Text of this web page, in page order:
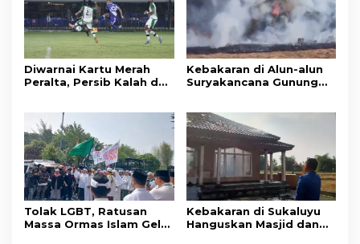
Diwarnai Kartu Merah
Peralta, Persib Kalah dari
Kebakaran di Alun-alun
Suryakancana Gunung
Masih Bersiaga
Tolak LGBT, Ratusan
Massa Ormas Islam Gelar
Kebakaran di Sukaluyu
Hanguskan Masjid dan